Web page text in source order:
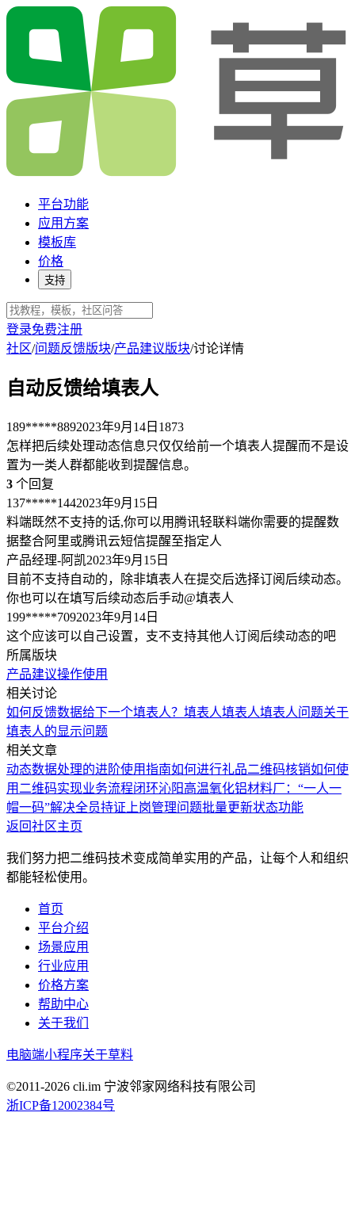
平台功能
应用方案
模板库
价格
支持
登录免费注册
社区/问题反馈版块/产品建议版块/讨论详情
自动反馈给填表人
189*****8892023年9月14日 1873
怎样把后续处理动态信息只仅仅给前一个填表人提醒而不是设
置为一类人群都能收到提醒信息。
3 个回复
137*****1442023年9月15日
料端既然不支持的话,你可以用腾讯轻联料端你需要的提醒数
据整合阿里或腾讯云短信提醒至指定人
产品经理-阿凯2023年9月15日
目前不支持自动的，除非填表人在提交后选择订阅后续动态。
你也可以在填写后续动态后手动@填表人
199*****7092023年9月14日
这个应该可以自己设置，支不支持其他人订阅后续动态的吧
所属版块
产品建议操作使用
相关讨论
如何反馈数据给下一个填表人？ 填表人填表人填表人问题关于
填表人的显示问题
相关文章
动态数据处理的进阶使用指南如何进行礼品二维码核销如何使
用二维码实现业务流程闭环沁阳高温氧化铝材料厂：“一人一
帽一码”解决全员持证上岗管理问题批量更新状态功能
返回社区主页
我们努力把二维码技术变成简单实用的产品，让每个人和组织
都能轻松使用。
首页
平台介绍
场景应用
行业应用
价格方案
帮助中心
关于我们
电脑端小程序关于草料
©2011-2026 cli.im 宁波邻家网络科技有限公司
浙ICP备12002384号